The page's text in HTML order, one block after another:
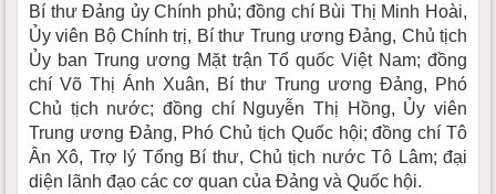
Bí thư Đảng ủy Chính phủ; đồng chí Bùi Thị Minh Hoài,
Ủy viên Bộ Chính trị, Bí thư Trung ương Đảng, Chủ tịch
Ủy ban Trung ương Mặt trận Tổ quốc Việt Nam; đồng
chí Võ Thị Ánh Xuân, Bí thư Trung ương Đảng, Phó
Chủ tịch nước; đồng chí Nguyễn Thị Hồng, Ủy viên
Trung ương Đảng, Phó Chủ tịch Quốc hội; đồng chí Tô
Ân Xô, Trợ lý Tổng Bí thư, Chủ tịch nước Tô Lâm; đại
diện lãnh đạo các cơ quan của Đảng và Quốc hội.